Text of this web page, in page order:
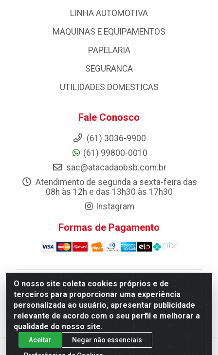
O nosso site coleta cookies próprios e de
terceiros para proporcionar uma experiência
personalizada ao usuário, apresentar publicidade
relevante de acordo com o seu perfil e melhorar a
qualidade do nosso site.
Aceitar
Negar não essenciais
LINHA AUTOMOTIVA
MAQUINAS E EQUIPAMENTOS
PAPELARIA
SEGURANCA
UTILIDADES DOMESTICAS
Fale Conosco
(61) 3036-9900
(61) 99800-0010
sac@atacadaobsb.com.br
Atendimento de segunda a sexta-feira das
08h às 12h e das 13h30 às 17h30
Instagram
Formas de Pagamento
Atacadao da Limpeza F. Pereira Queiroz Comercio e
Distribuicao LTDA - Quadra Qi 10 Lotes 39 e, 41 - Setor
Industrial (Taguatinga), Brasília/DF - CEP 72.135-100 -
CNPJ 13.184.675/0001-80